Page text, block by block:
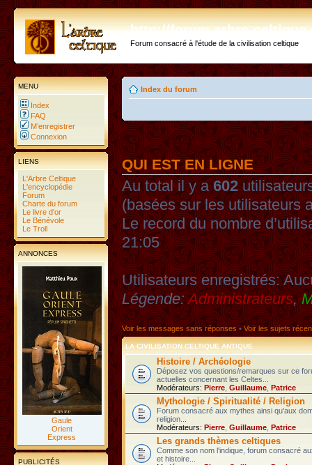
http://forum.arbre-
Forum consacré à l'étude de la civilisation celtique
MENU
Index
FAQ
M’enregistrer
Connexion
LIENS
L'Arbre Celtique
L'encyclopédie
Forum
Charte du forum
Le livre d'or
Le Bénévole
Le Troll
ANNONCES
Gaule
Orient
Express
PUBLICITÉS
Index du forum
QUI EST EN LIGNE
Au total il y a602
(basées sur les utilisateurs
Le record du nombre
21:05
Utilisateurs enregistrés:
Légende:Administrateurs,
Voir les messages sans réponses•Voir les sujets
LA CIVILISATION CELTIQUE ANTIQUE
Histoire / Archéologie
Déposez vos questions/remarques sur ce
actuelles concernant les Celtes...
Modérateurs: Pierre Guillaume Patrice
Mythologie / Spiritualité / Religion
Forum consacré aux mythes ainsi qu'aux
religion...
Modérateurs: Pierre Guillaume Patrice
Les grands thèmes celtiques
Comme son nom l'indique, forum consacré
et histoire...